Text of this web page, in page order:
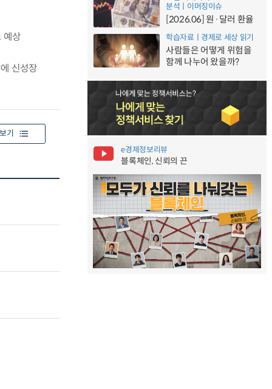
예상
신성장
기
분석ㅣ이머징이슈
[2026.06] 원·달러 환율
학습자료ㅣ경제로 세상 읽기
사람들은 어떻게 위험을
함께 나누어 왔을까?
e경제정보리뷰
블록체인, 신뢰의 끈